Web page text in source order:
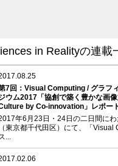
in Realityの連載
7回：Visual Computing / グラフ
ウム2017「協創で築く豊かな画
by Co-innovation」レポー
年6月23日・24日の二日間に
（東京都千代田区）にて、「Visual
...